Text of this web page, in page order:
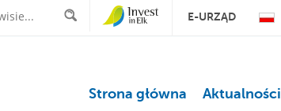
E-URZĄD
Strona główna Aktualności